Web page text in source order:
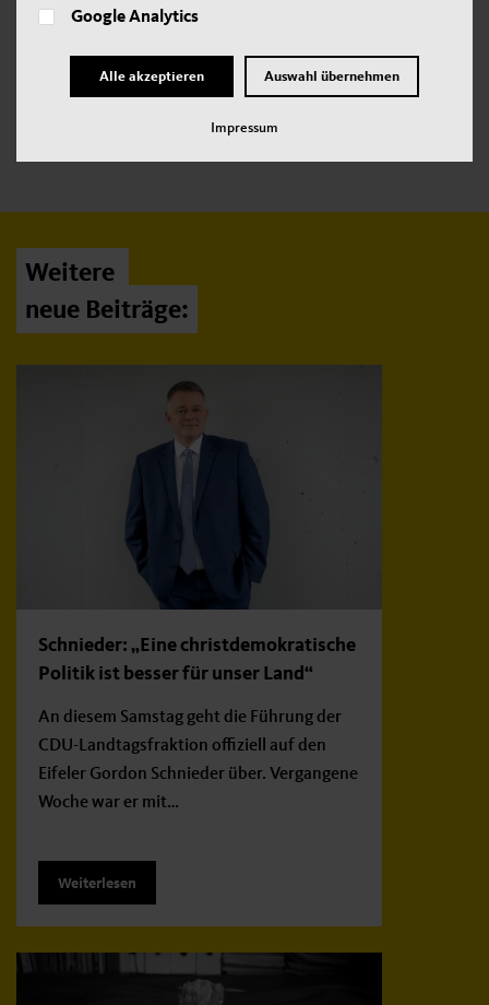
Das sei durch die Befragung, insbesondere des Wehrleiters
der Stadt Sinzig, noch einmal deutlich geworden.
Weitere
neue Beiträge:
Schnieder: „Eine christdemokratische
Politik ist besser für unser Land“
An diesem Samstag geht die Führung der
CDU-Landtagsfraktion offiziell auf den
Eifeler Gordon Schnieder über. Vergangene
Woche war er mit…
Weiterlesen
Google Analytics
Alle akzeptieren Auswahl übernehmen
Impressum